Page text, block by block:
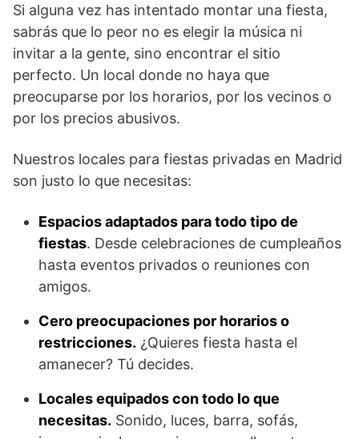
Si alguna vez has intentado montar una fiesta,
sabrás que lo peor no es elegir la música ni
invitar a la gente, sino encontrar el sitio
perfecto. Un local donde no haya que
preocuparse por los horarios, por los vecinos o
por los precios abusivos.
Nuestros locales para fiestas privadas en Madrid
son justo lo que necesitas:
Espacios adaptados para todo tipo de
fiestas. Desde celebraciones de cumpleaños
hasta eventos privados o reuniones con
amigos.
Cero preocupaciones por horarios o
restricciones. ¿Quieres fiesta hasta el
amanecer? Tú decides.
Locales equipados con todo lo que
necesitas. Sonido, luces, barra, sofás,